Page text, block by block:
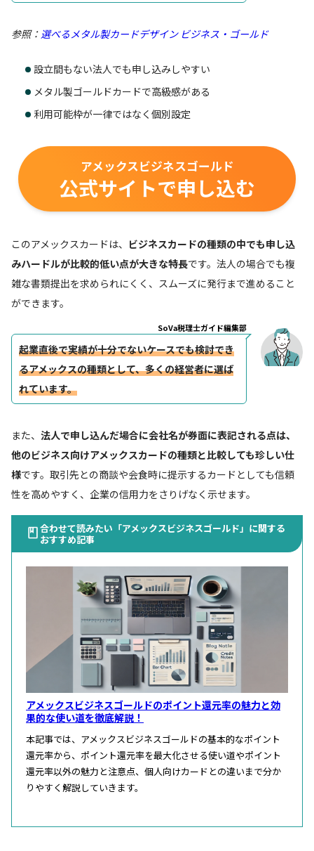
参照：選べるメタル製カードデザイン ビジネス・ゴールド
設立間もない法人でも申し込みしやすい
メタル製ゴールドカードで高級感がある
利用可能枠が一律ではなく個別設定
アメックスビジネスゴールド
公式サイトで申し込む
このアメックスカードは、 ビジネスカードの種類の中でも申し込
みハードルが比較的低い点が大きな特長です。法人の場合でも複
雑な書類提出を求められにくく、スムーズに発行まで進めること
ができます。
SoVa税理士ガイド編集部
起業直後で実績が十分でないケースでも検討でき
るアメックスの種類として、多くの経営者に選ば
れています。
また、 法人で申し込んだ場合に会社名が券面に表記される点は、
他のビジネス向けアメックスカードの種類と比較しても珍しい仕
様です。取引先との商談や会食時に提示するカードとしても信頼
性を高めやすく、企業の信用力をさりげなく示せます。
合わせて読みたい「アメックスビジネスゴールド」に関する
おすすめ記事
アメックスビジネスゴールドのポイント還元率の魅力と効
果的な使い道を徹底解説！
本記事では、アメックスビジネスゴールドの基本的なポイント
還元率から、ポイント還元率を最大化させる使い道やポイント
還元率以外の魅力と注意点、個人向けカードとの違いまで分か
りやすく解説していきます。